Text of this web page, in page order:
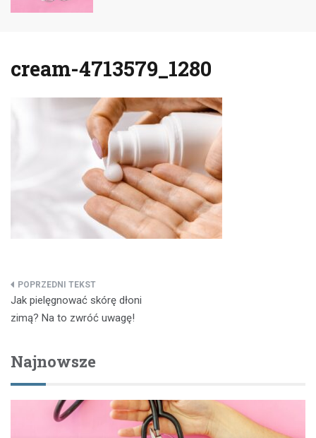
cream-4713579_1280
Nawigacja
wpisu
Jak pielęgnować skórę dłoni
zimą? Na to zwróć uwagę!
Najnowsze